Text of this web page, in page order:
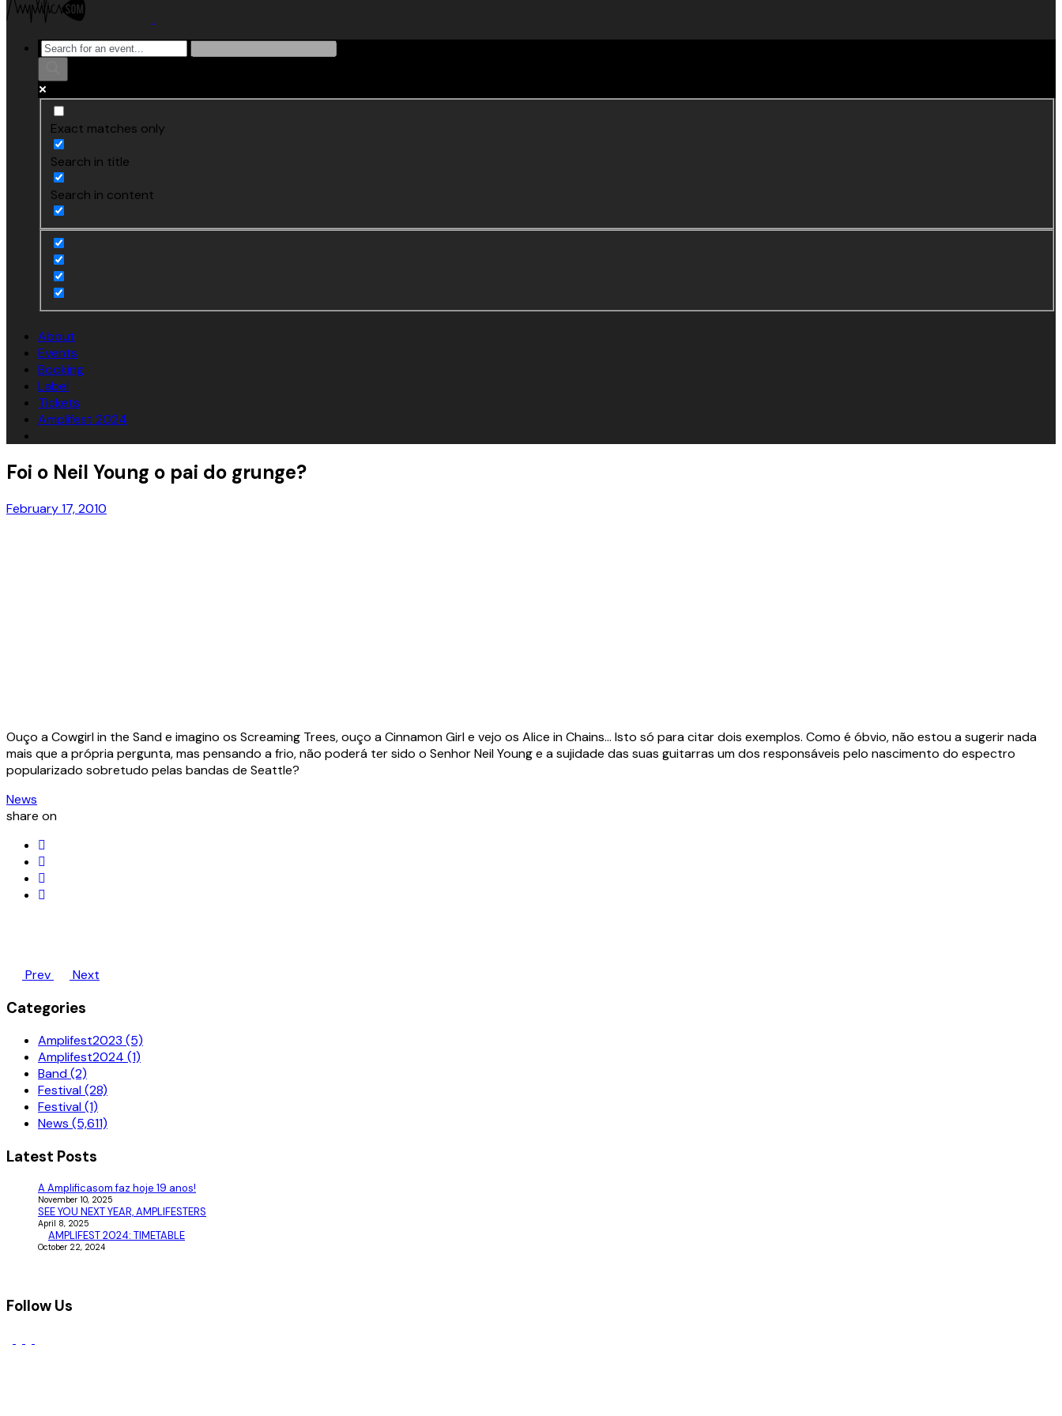
Exact matches only
Search in title
Search in content
About
Events
Booking
Label
Tickets
Amplifest 2024
Foi o Neil Young o pai do grunge?
February 17, 2010
Ouço a Cowgirl in the Sand e imagino os Screaming Trees, ouço a Cinnamon Girl e vejo os Alice in Chains… Isto só para citar dois exemplos. Como é óbvio, não estou a sugerir nada
mais que a própria pergunta, mas pensando a frio, não poderá ter sido o Senhor Neil Young e a sujidade das suas guitarras um dos responsáveis pelo nascimento do espectro
popularizado sobretudo pelas bandas de Seattle?
News
share on
Prev Next
Categories
Amplifest2023 (5)
Amplifest2024 (1)
Band (2)
Festival (28)
Festival (1)
News (5,611)
Latest Posts
A Amplificasom faz hoje 19 anos!
November 10, 2025
SEE YOU NEXT YEAR, AMPLIFESTERS
April 8, 2025
AMPLIFEST 2024: TIMETABLE
October 22, 2024
Follow Us